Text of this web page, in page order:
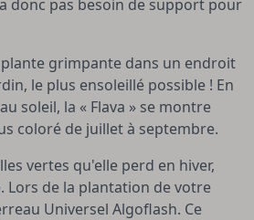
donc pas besoin de support pour
plante grimpante dans un endroit
le plus ensoleillé possible ! En
soleil, la « Flava » se montre
coloré de juillet à septembre.
vertes qu'elle perd en hiver,
Lors de la plantation de votre
Universel Algoflash. Ce